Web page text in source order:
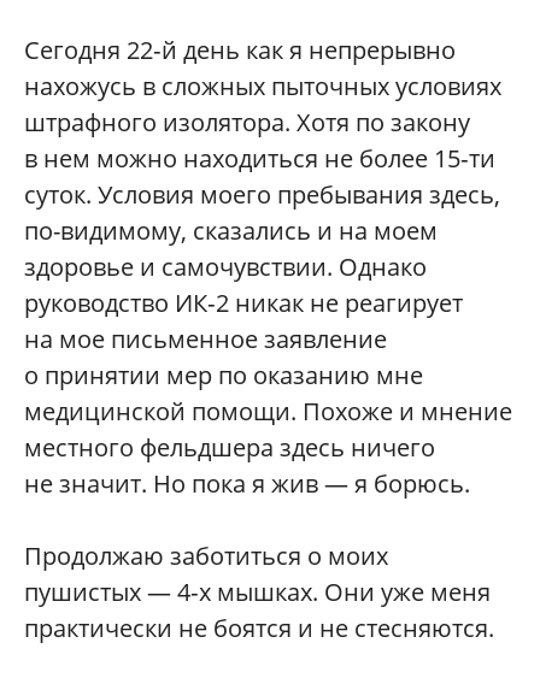
Сегодня 22‑й день как я непрерывно
нахожусь в сложных пыточных условиях
штрафного изолятора. Хотя по закону
в нем можно находиться не более 15‑ти
суток. Условия моего пребывания здесь,
по-видимому, сказались и на моем
здоровье и самочувствии. Однако
руководство ИК‑2 никак не реагирует
на мое письменное заявление
о принятии мер по оказанию мне
медицинской помощи. Похоже и мнение
местного фельдшера здесь ничего
не значит. Но пока я жив — я борюсь.
Продолжаю заботиться о моих
пушистых — 4‑х мышках. Они уже меня
практически не боятся и не стесняются.